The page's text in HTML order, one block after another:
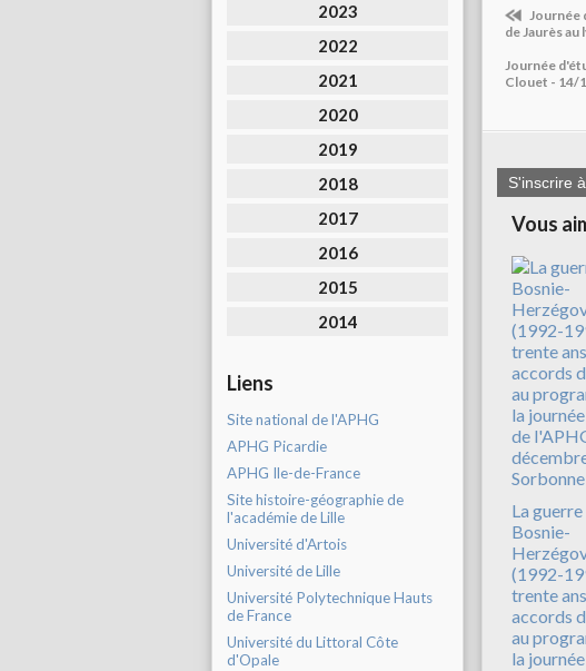
2023
2022
2021
2020
2019
2018
2017
2016
2015
2014
Liens
Site national de l'APHG
APHG Picardie
APHG Ile-de-France
Site histoire-géographie de
l'académie de Lille
Université d'Artois
Université de Lille
Université Polytechnique Hauts
de France
Université du Littoral Côte
d'Opale
Journée
de Jaurès
Journée
Clouet - 14/
S'inscrire
Vous
La guerre
Bosnie-
(1992-
trente
accords
au
la